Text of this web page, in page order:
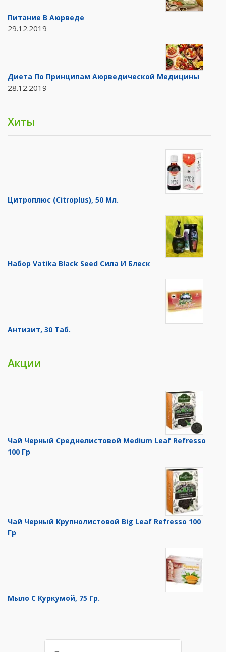
Питание В Аюрведе
29.12.2019
Диета По Принципам Аюрведической Медицины
28.12.2019
Хиты
Цитроплюс (Citroplus), 50 Мл.
Набор Vatika Black Seed Сила И Блеск
Антизит, 30 Таб.
Акции
Чай Черный Среднелистовой Medium Leaf Refresso
100 Гр
Чай Черный Крупнолистовой Big Leaf Refresso 100
Гр
Мыло С Куркумой, 75 Гр.